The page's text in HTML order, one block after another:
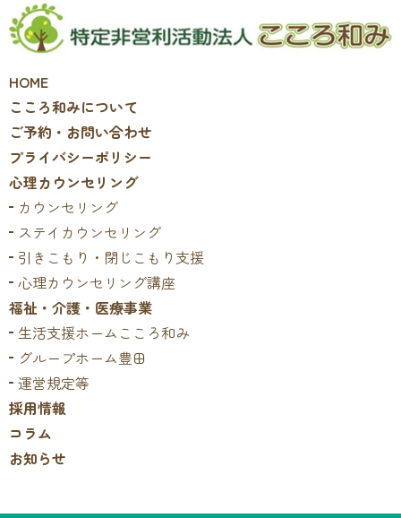
HOME
こころ和みについて
ご予約・お問い合わせ
プライバシーポリシー
心理カウンセリング
カウンセリング
ステイカウンセリング
引きこもり・閉じこもり支援
心理カウンセリング講座
福祉・介護・医療事業
生活支援ホームこころ和み
グループホーム豊田
運営規定等
採用情報
コラム
お知らせ